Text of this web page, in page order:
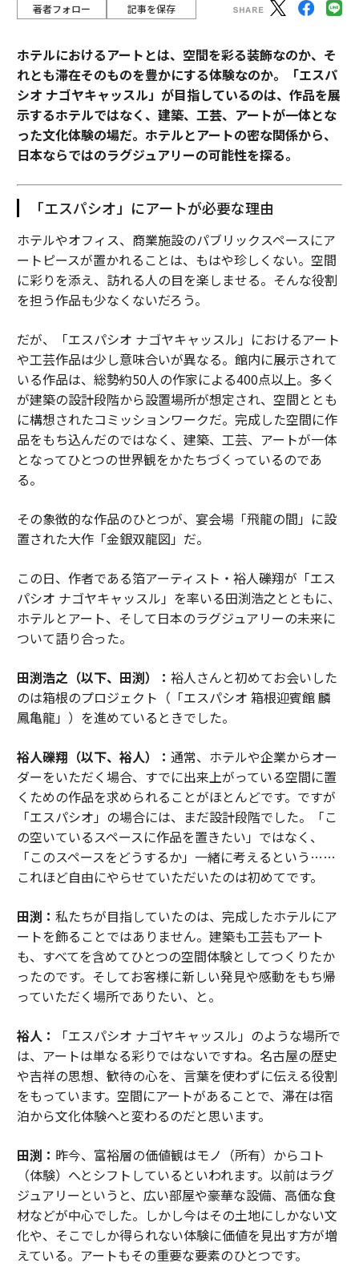
著者フォロー 記事を保存
ホテルにおけるアートとは、空間を彩る装飾なのか、そ
れとも滞在そのものを豊かにする体験なのか。「エスパ
シオ ナゴヤキャッスル」が目指しているのは、作品を展
示するホテルではなく、建築、工芸、アートが一体とな
った文化体験の場だ。ホテルとアートの密な関係から、
日本ならではのラグジュアリーの可能性を探る。
「エスパシオ」にアートが必要な理由
ホテルやオフィス、商業施設のパブリックスペースにア
ートピースが置かれることは、もはや珍しくない。空間
に彩りを添え、訪れる人の目を楽しませる。そんな役割
を担う作品も少なくないだろう。
だが、「エスパシオ ナゴヤキャッスル」におけるアート
や工芸作品は少し意味合いが異なる。館内に展示されて
いる作品は、総勢約50人の作家による400点以上。多く
が建築の設計段階から設置場所が想定され、空間ととも
に構想されたコミッションワークだ。完成した空間に作
品をもち込んだのではなく、建築、工芸、アートが一体
となってひとつの世界観をかたちづくっているのであ
る。
その象徴的な作品のひとつが、宴会場「飛龍の間」に設
置された大作「金銀双龍図」だ。
この日、作者である箔アーティスト・裕人礫翔が「エス
パシオ ナゴヤキャッスル」を率いる田渕浩之とともに、
ホテルとアート、そして日本のラグジュアリーの未来に
ついて語り合った。
田渕浩之（以下、田渕）： 裕人さんと初めてお会いした
のは箱根のプロジェクト（「エスパシオ 箱根迎賓館 麟
鳳亀龍」）を進めているときでした。
裕人礫翔（以下、裕人）： 通常、ホテルや企業からオー
ダーをいただく場合、すでに出来上がっている空間に置
くための作品を求められることがほとんどです。ですが
「エスパシオ」の場合には、まだ設計段階でした。「こ
の空いているスペースに作品を置きたい」ではなく、
「このスペースをどうするか」一緒に考えるという……
これほど自由にやらせていただいたのは初めてです。
田渕： 私たちが目指していたのは、完成したホテルにア
ートを飾ることではありません。建築も工芸もアート
も、すべてを含めてひとつの空間体験としてつくりたか
ったのです。そしてお客様に新しい発見や感動をもち帰
っていただく場所でありたい、と。
裕人：
「エスパシオ ナゴヤキャッスル」のような場所で
は、アートは単なる彩りではないですね。名古屋の歴史
や吉祥の思想、歓待の心を、言葉を使わずに伝える役割
をもっています。空間にアートがあることで、滞在は宿
泊から文化体験へと変わるのだと思います。
田渕： 昨今、富裕層の価値観はモノ（所有）からコト
（体験）へとシフトしているといわれます。以前はラグ
ジュアリーというと、広い部屋や豪華な設備、高価な食
材などが中心でした。しかし今はその土地にしかない文
化や、そこでしか得られない体験に価値を見出す方が増
えている。アートもその重要な要素のひとつです。